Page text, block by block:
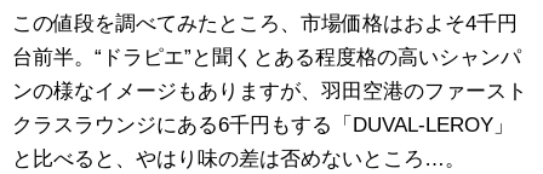
この値段を調べてみたところ、市場価格はおよそ4千円
台前半。“ドラピエ”と聞くとある程度格の高いシャンパ
ンの様なイメージもありますが、羽田空港のファースト
クラスラウンジにある6千円もする「DUVAL-LEROY」
と比べると、やはり味の差は否めないところ…。